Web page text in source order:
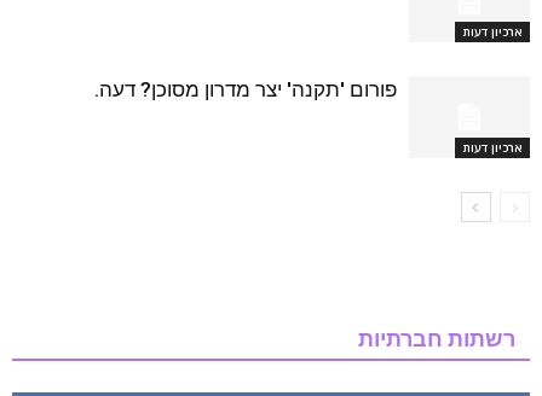
ארכיון דעות
ארכיון דעות
פורום 'תקנה' יצר מדרון מסוכן? דעה.
רשתות חברתיות